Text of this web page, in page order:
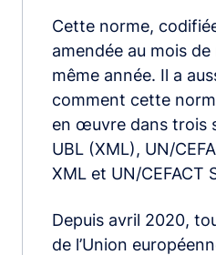
Cette norme,
amendée au mois
même année. Il a
comment cette
en œuvre dans trois
UBL (XML), UN/
XML et UN/CEFACT
Depuis avril 2020,
de l’Union